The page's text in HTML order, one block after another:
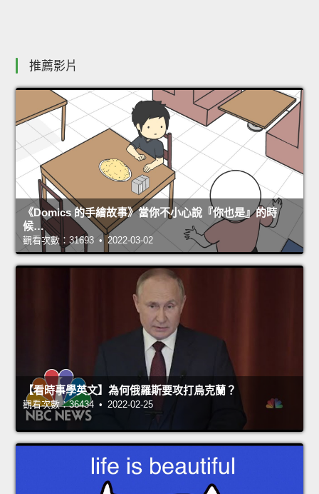
推薦影片
《Domics 的手繪故事》當你不小心說『你也是』的時
候…
觀看次數：31693 • 2022-03-02
【看時事學英文】為何俄羅斯要攻打烏克蘭？
觀看次數：36434 • 2022-02-25